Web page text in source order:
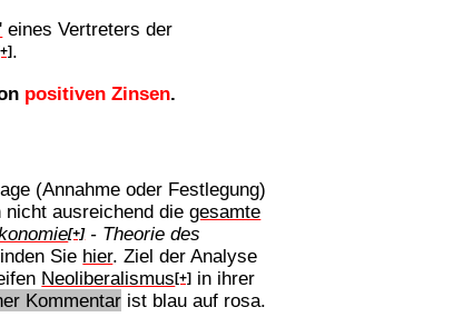
eines Vertreters der
.
positiven Zinsen.
(Annahme oder Festlegung)
nicht ausreichend diegesamte
[+]- Theorie des
Sie hier. Ziel der Analyse
Neoliberalismus[+] in ihrer
Kommentarist blau auf rosa.